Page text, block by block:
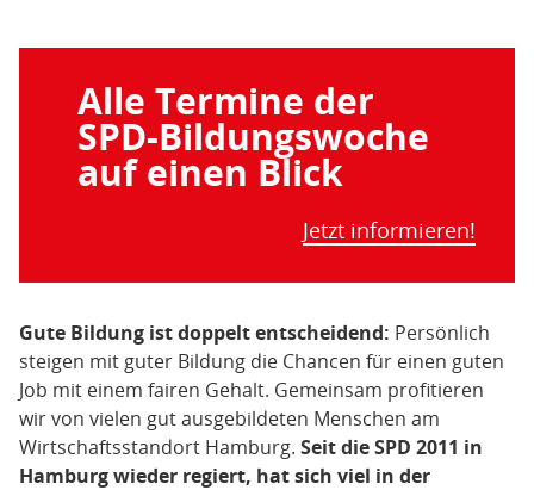
Alle Termine der
SPD-Bildungswoche
auf einen Blick
Jetzt informieren!
Gute Bildung ist doppelt entscheidend: Persönlich
steigen mit guter Bildung die Chancen für einen guten
Job mit einem fairen Gehalt. Gemeinsam profitieren
wir von vielen gut ausgebildeten Menschen am
Wirtschaftsstandort Hamburg. Seit die SPD 2011 in
Hamburg wieder regiert, hat sich viel in der